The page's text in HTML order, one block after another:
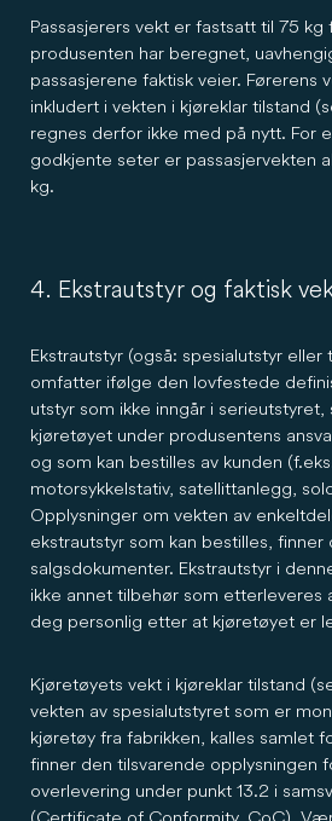
Passasjerers vekt er fastsatt til 75
produsenten har beregnet,
passasjerene faktisk veier. Førerens
inkludert i vekten i kjøreklar tilstand
regnes derfor ikke med på nytt. For
godkjente seter er passasjervekten
kg.
4. Ekstrautstyr og faktisk
Ekstrautstyr (også: spesialutstyr eller
omfatter ifølge den lovfestede
utstyr som ikke inngår i
kjøretøyet under produsentens
og som kan bestilles av kunden
motorsykkelstativ, satellittanlegg,
Opplysninger om vekten av
ekstrautstyr som kan bestilles, finner
salgsdokumenter. Ekstrautstyr i
ikke annet tilbehør som etterleveres
deg personlig etter at kjøretøyet er
Kjøretøyets vekt i kjøreklar tilstand
vekten av spesialutstyret som er
kjøretøy fra fabrikken, kalles samlet
finner den tilsvarende opplysningen
overlevering under punkt 13.2 i